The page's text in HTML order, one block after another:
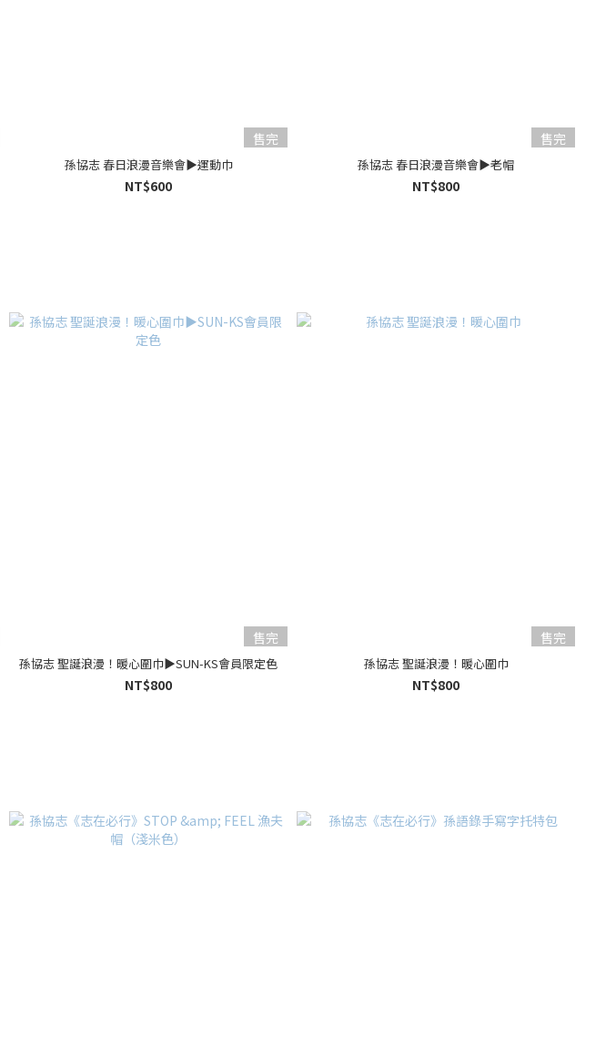
售完
孫協志 春日浪漫音樂會▶︎運動巾
NT$600
售完
孫協志 春日浪漫音樂會▶︎老帽
NT$800
售完
孫協志 聖誕浪漫！暖心圍巾▶︎SUN-KS會員限定色
NT$800
售完
孫協志 聖誕浪漫！暖心圍巾
NT$800